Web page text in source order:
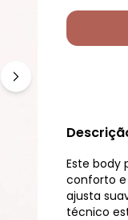
Este body
conforto e
ajusta
técnico